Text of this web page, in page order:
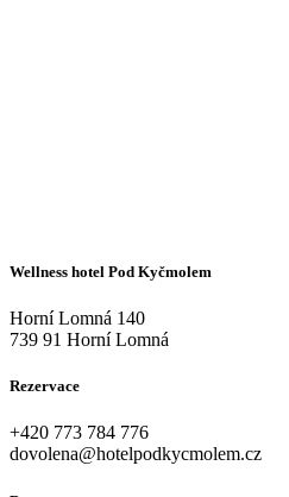
Wellness hotel Pod Kyčmolem
Horní Lomná 140
739 91 Horní Lomná
Rezervace
+420 773 784 776
dovolena@hotelpodkycmolem.cz